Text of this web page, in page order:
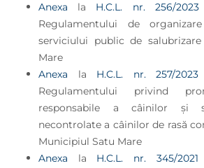
Anexa la H.C.L. nr. 256/2023
Regulamentului de
serviciului public de
Mare
Anexa la H.C.L. nr. 257/2023
Regulamentului privind
responsabile a câinilor și
necontrolate a câinilor de rasă
Municipiul Satu Mare
Anexa la H.C.L. nr. 345/2021